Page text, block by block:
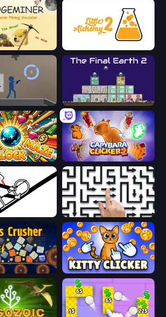
The Final Earth 2
Maze Capybara Clicker 2
Arrow Escape: Puzzle
Kitty Clicker